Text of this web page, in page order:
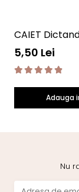
CAIET
5,50 Lei
Adauga
Nu